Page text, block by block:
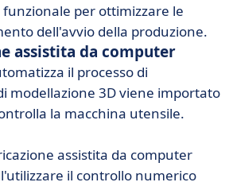
per ottimizzare le
dell'avvio della produzione.
assistita da computer
il processo di
modellazione 3D viene importato
la macchina utensile.
assistita da computer
il controllo numerico